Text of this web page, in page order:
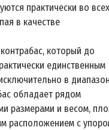
практически во всех
в качестве
который до
единственным
в
обладает рядом
размерами и весом,
расположением с